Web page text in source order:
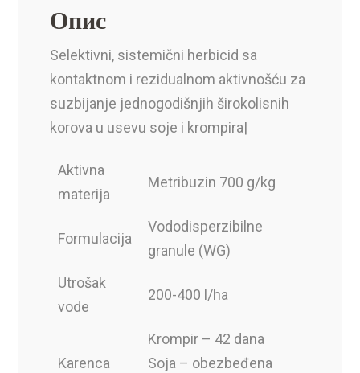
Опис
Selektivni, sistemični herbicid sa
kontaktnom i rezidualnom aktivnošću za
suzbijanje jednogodišnjih širokolisnih
korova u usevu soje i krompira|
Aktivna
materija
Metribuzin 700 g/kg
Formulacija
Vododisperzibilne
granule (WG)
Utrošak
vode
200-400 l/ha
Karenca
Krompir – 42 dana
Soja – obezbeđena